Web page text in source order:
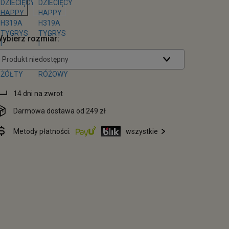
rozmiar:
Produkt niedostępny
14 dni na zwrot
Darmowa dostawa od 249 zł
Metody płatności: wszystkie